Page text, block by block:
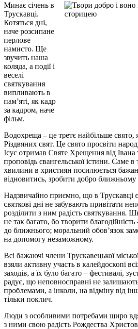
Минає січень в
Трускавці.
Котяться дні,
наче розсипане
перлове
намисто. Ще
звучить наша
коляда, а події і
веселі
святкування
випливають в
пам’яті, як кадр
за кадром, наче
фільм.
Водохреща – це третє найбільше свято,
Різдвяних свят. Це свято просвіти
Ісус отримав Святе Хрещення від Івана
проповідь євангельської істини. Саме в
хвилини в християн посилюється
відновитись, зробити добро ближньому
Надзвичайно приємно, що в Трускавці є
святкові дні не забувають привітати
розділити з ним радість святкування.
не так багато, бо творити
до ближнього; моральний обов’язок
на допомогу незаможному.
Всі бажаючі члени Трускавецької міської
взяли активну участь в калейдоскопі
заходів, а їх було багато – фестивалі,
радує, що неповносправні не
проблемами, а інколи, на відміну від
тільки поклич.
Люди з особливими потребами щиро
з ними свою радість Рождества